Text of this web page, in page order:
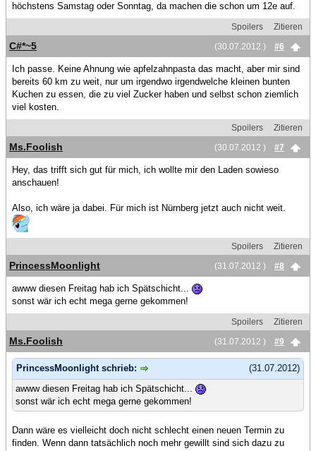
höchstens Samstag oder Sonntag, da machen die schon um 12e auf.
Spoilers
Zitieren
(30.07.2012 )
#6
C#*~5
Ich passe. Keine Ahnung wie apfelzahnpasta das macht, aber mir sind
bereits 60 km zu weit, nur um irgendwo irgendwelche kleinen bunten
Kuchen zu essen, die zu viel Zucker haben und selbst schon ziemlich
viel kosten.
Spoilers
Zitieren
(30.07.2012 )
#7
Ms.Foolish
Hey, das trifft sich gut für mich, ich wollte mir den Laden sowieso
anschauen!
Also, ich wäre ja dabei. Für mich ist Nürnberg jetzt auch nicht weit.
Spoilers
Zitieren
(31.07.2012 )
#8
PrincessMoonlight
awww diesen Freitag hab ich Spätschicht...
sonst wär ich echt mega gerne gekommen!
Spoilers
Zitieren
(31.07.2012 )
#9
Ms.Foolish
(31.07.2012)
PrincessMoonlight schrieb:
awww diesen Freitag hab ich Spätschicht...
sonst wär ich echt mega gerne gekommen!
Dann wäre es vielleicht doch nicht schlecht einen neuen Termin zu
finden. Wenn dann tatsächlich noch mehr gewillt sind sich dazu zu